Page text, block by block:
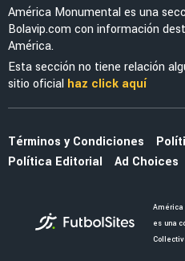
MERCADO
Los tres fichajes que
ahora irían al Cruz Azul